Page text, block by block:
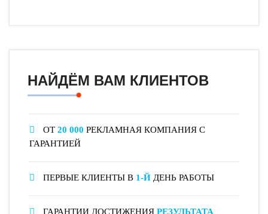
НАЙДЁМ ВАМ КЛИЕНТОВ
ОТ 20 000 РЕКЛАМНАЯ КОМПАНИЯ С
ГАРАНТИЕЙ
ПЕРВЫЕ КЛИЕНТЫ В 1-Й ДЕНЬ РАБОТЫ
ГАРАНТИИ ДОСТИЖЕНИЯ РЕЗУЛЬТАТА